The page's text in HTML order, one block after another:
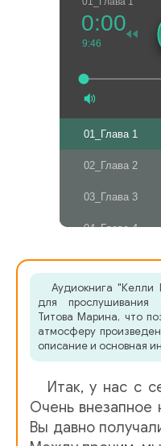
0:00
9:46
01_Глава 1
02_Глава 2
03_Глава 3
04_Глава 4
05_Глава 5
06_Глава 6
07_Глава 7
09_Глава 9
Аудиокнига "Келли
для прослушивания
Титова Марина, что
атмосферу
описание и основная
Итак, у нас с
Очень внезапное
Вы давно